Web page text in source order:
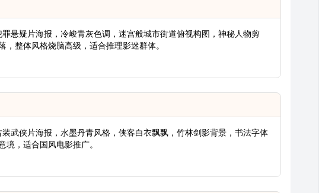
悬疑片海报，冷峻青灰色调，迷宫般城市街道俯视构图，神秘人物剪
，整体风格烧脑高级，适合推理影迷群体。
武侠片海报，水墨丹青风格，侠客白衣飘飘，竹林剑影背景，书法字体
境，适合国风电影推广。